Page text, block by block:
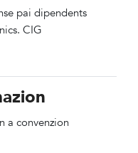
pai dipendents
CIG
a convenzion